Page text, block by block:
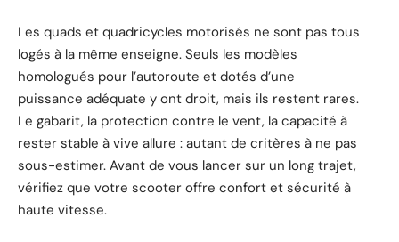
Les quads et quadricycles motorisés ne sont pas tous
logés à la même enseigne. Seuls les modèles
homologués pour l’autoroute et dotés d’une
puissance adéquate y ont droit, mais ils restent rares.
Le gabarit, la protection contre le vent, la capacité à
rester stable à vive allure : autant de critères à ne pas
sous-estimer. Avant de vous lancer sur un long trajet,
vérifiez que votre scooter offre confort et sécurité à
haute vitesse.